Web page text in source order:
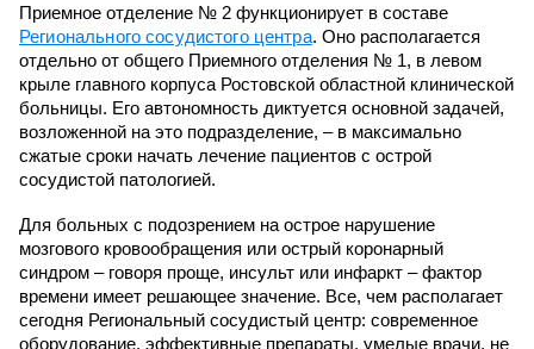
Приемное отделение № 2 функционирует в составе
Регионального сосудистого центра. Оно располагается
отдельно от общего Приемного отделения № 1, в левом
крыле главного корпуса Ростовской областной клинической
больницы. Его автономность диктуется основной задачей,
возложенной на это подразделение, – в максимально
сжатые сроки начать лечение пациентов с острой
сосудистой патологией.
Для больных с подозрением на острое нарушение
мозгового кровообращения или острый коронарный
синдром – говоря проще, инсульт или инфаркт – фактор
времени имеет решающее значение. Все, чем располагает
сегодня Региональный сосудистый центр: современное
оборудование, эффективные препараты, умелые врачи, не